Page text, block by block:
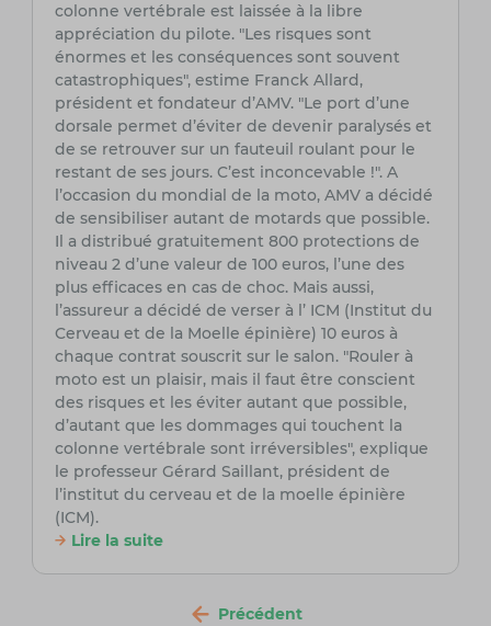
colonne vertébrale est laissée à la libre
appréciation du pilote. "Les risques sont
énormes et les conséquences sont souvent
catastrophiques", estime Franck Allard,
président et fondateur d’AMV. "Le port d’une
dorsale permet d’éviter de devenir paralysés et
de se retrouver sur un fauteuil roulant pour le
restant de ses jours. C’est inconcevable !". A
l’occasion du mondial de la moto, AMV a décidé
de sensibiliser autant de motards que possible.
Il a distribué gratuitement 800 protections de
niveau 2 d’une valeur de 100 euros, l’une des
plus efficaces en cas de choc. Mais aussi,
l’assureur a décidé de verser à l’ ICM (Institut du
Cerveau et de la Moelle épinière) 10 euros à
chaque contrat souscrit sur le salon. "Rouler à
moto est un plaisir, mais il faut être conscient
des risques et les éviter autant que possible,
d’autant que les dommages qui touchent la
colonne vertébrale sont irréversibles", explique
le professeur Gérard Saillant, président de
l’institut du cerveau et de la moelle épinière
(ICM).
Lire la suite
Précédent